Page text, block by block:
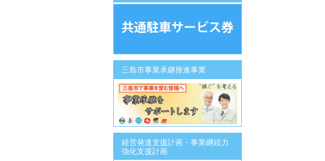
三島市事業承継推進事業
経営発達支援計画・事業継続力
強化支援計画